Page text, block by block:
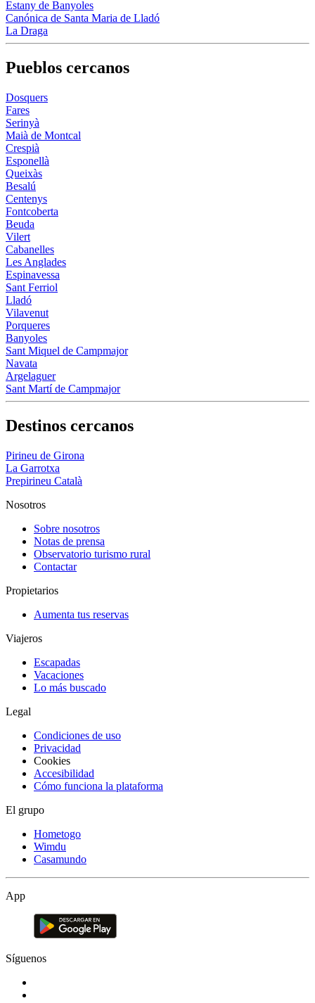
Estany de Banyoles
Canónica de Santa Maria de Lladó
La Draga
Pueblos cercanos
Dosquers
Fares
Serinyà
Maià de Montcal
Crespià
Esponellà
Queixàs
Besalú
Centenys
Fontcoberta
Beuda
Vilert
Cabanelles
Les Anglades
Espinavessa
Sant Ferriol
Lladó
Vilavenut
Porqueres
Banyoles
Sant Miquel de Campmajor
Navata
Argelaguer
Sant Martí de Campmajor
Destinos cercanos
Pirineu de Girona
La Garrotxa
Prepirineu Català
Nosotros
Sobre nosotros
Notas de prensa
Observatorio turismo rural
Contactar
Propietarios
Aumenta tus reservas
Viajeros
Escapadas
Vacaciones
Lo más buscado
Legal
Condiciones de uso
Privacidad
Cookies
Accesibilidad
Cómo funciona la plataforma
El grupo
Hometogo
Wimdu
Casamundo
App
Síguenos